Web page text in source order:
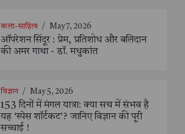
कला-साहित्य / May 7, 2026
ऑपरेशन सिंदूर : प्रेम, प्रतिशोध और बलिदान
की अमर गाथा - डॉ. मधुकांत
विज्ञान / May 5, 2026
153 दिनों में मंगल यात्रा: क्या सच में संभव है
यह ‘स्पेस शॉर्टकट’? जानिए विज्ञान की पूरी
सच्चाई !